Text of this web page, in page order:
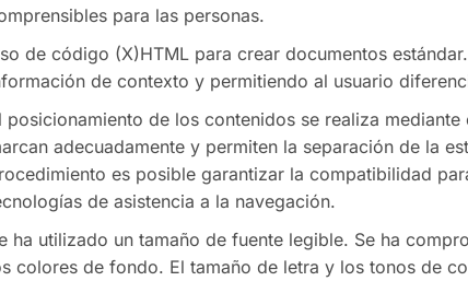
para las personas.
de código (X)HTML para crear documentos
de contexto y permitiendo al usuario
posicionamiento de los contenidos se realiza
adecuadamente y permiten la separación de la
es posible garantizar la compatibilidad
de asistencia a la navegación.
ha utilizado un tamaño de fuente legible. Se ha
colores de fondo. El tamaño de letra y los tonos de